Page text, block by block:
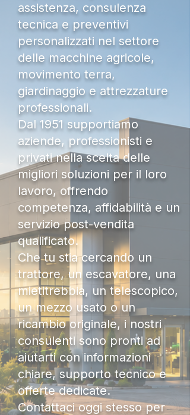
assistenza, consulenza
tecnica e preventivi
personalizzati nel settore
delle macchine agricole,
movimento terra,
giardinaggio e attrezzature
professionali.
Dal 1951 supportiamo
aziende, professionisti e
privati nella scelta delle
migliori soluzioni per il loro
lavoro, offrendo
competenza, affidabilità e un
servizio post-vendita
qualificato.
Che tu stia cercando un
trattore, un escavatore, una
mietitrebbia, un telescopico,
un mezzo usato o un
ricambio originale, i nostri
consulenti sono pronti ad
aiutarti con informazioni
chiare, supporto tecnico e
offerte dedicate.
Contattaci oggi stesso per